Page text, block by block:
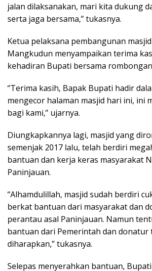
jalan dilaksanakan, mari kita dukung
serta jaga bersama,” tukasnya.
Ketua pelaksana pembangunan
Mangkudun menyampaikan terima
kehadiran Bupati bersama
“Terima kasih, Bapak Bupati hadir
mengecor halaman masjid hari ini, ini
bagi kami,” ujarnya.
Diungkapkannya lagi, masjid yang
semenjak 2017 lalu, telah berdiri
bantuan dan kerja keras masyarakat
Paninjauan.
“Alhamdulillah, masjid sudah berdiri
berkat bantuan dari masyarakat dan
perantau asal Paninjauan. Namun
bantuan dari Pemerintah dan donatur
diharapkan,” tukasnya.
Selepas menyerahkan bantuan,